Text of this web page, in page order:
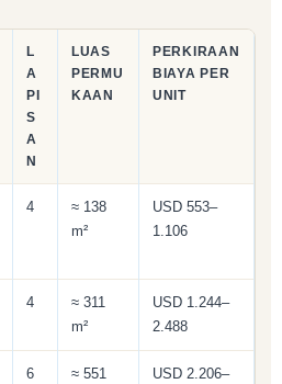
L
A
PI
S
A
N
LUAS
PERMU
KAAN
PERKIRAAN
BIAYA PER
UNIT
4
≈ 138
m²
USD 553–
1.106
4
≈ 311
m²
USD 1.244–
2.488
6
≈ 551
USD 2.206–